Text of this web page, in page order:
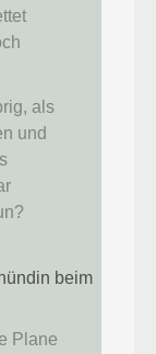
als
und
beim
Plane